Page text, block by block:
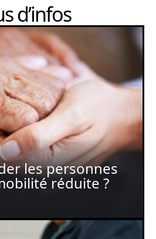
d’infos
les personnes
réduite ?